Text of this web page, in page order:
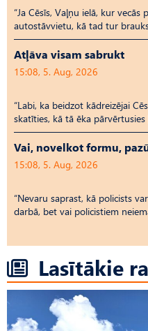
“Ja Cēsīs, Vaļņu ielā, kur
autostāvvietu, kā tad tur
Atļāva visam sabrukt
15:08, 5. Aug, 2026
“Labi, ka beidzot kādreizējai
skatīties, kā tā ēka
Vai, novelkot formu,
15:08, 5. Aug, 2026
“Nevaru saprast, kā policists
darbā, bet vai policistiem
Lasītākie